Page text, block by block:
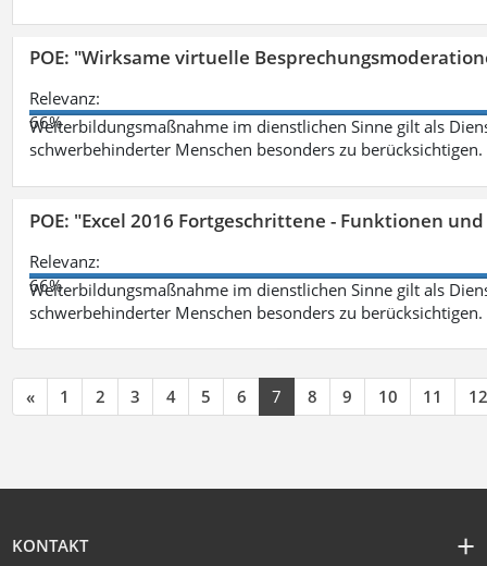
POE: "Wirksame virtuelle
Relevanz:
66%
Weiterbildungsmaßnahme im dienstlichen Sinne gilt als
schwerbehinderter Menschen besonders zu berücksichtigen.
POE: "Excel 2016 Fortgeschrittene - Funktionen
Relevanz:
66%
Weiterbildungsmaßnahme im dienstlichen Sinne gilt als
schwerbehinderter Menschen besonders zu berücksichtigen.
« 1 2 3 4 5 6 7 8 9 10 11 12
KONTAKT